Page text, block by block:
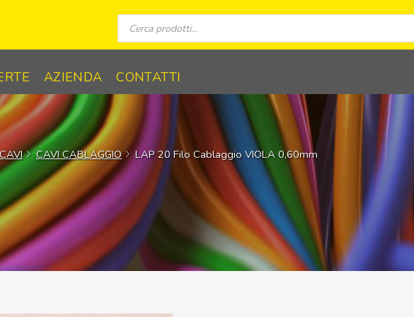
Ricerca
prodotti
AZIENDA CONTATTI
CAVI CAVI CABLAGGIO LAP 20 Filo Cablaggio VIOLA 0,60mm